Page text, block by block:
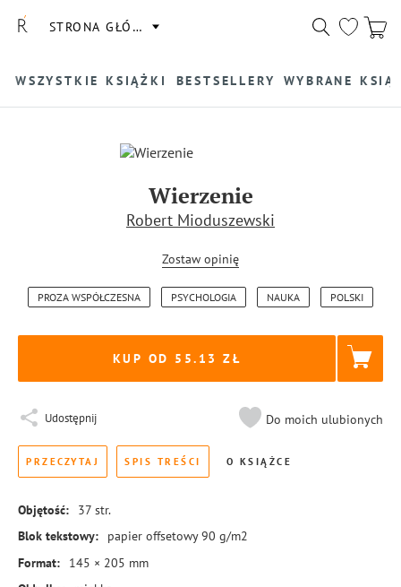
STRONA GŁÓWNA
WSZYSTKIE KSIĄŻKI BESTSELLERY WYBRANE
Wierzenie
Robert Mioduszewski
Zostaw opinię
PROZA WSPÓŁCZESNA PSYCHOLOGIA NAUKA POLSKI
KUP OD 55.13
Udostępnij Do moich ulubionych
PRZECZYTAJ SPIS TREŚCI O KSIĄŻCE
Objętość: 37 str.
Blok tekstowy:
papier offsetowy 90 g/m2
Format:
145 × 205 mm